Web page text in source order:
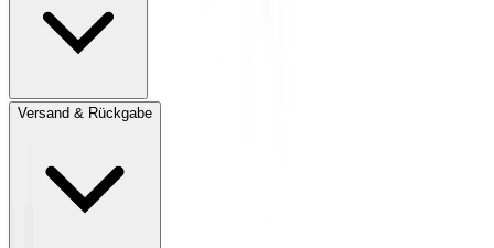
Versand & Rückgabe